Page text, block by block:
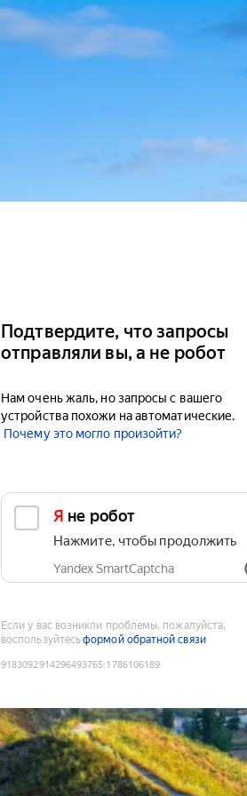
Подтвердите, что запросы
отправляли вы, а не робот
Нам очень жаль, но запросы с вашего
устройства похожи на автоматические.
Почему это могло произойти?
Я не робот
Нажмите, чтобы продолжить
Yandex SmartCaptcha
Если у вас возникли проблемы, пожалуйста,
воспользуйтесьформой обратной связи
9183092914296493765:1786106189